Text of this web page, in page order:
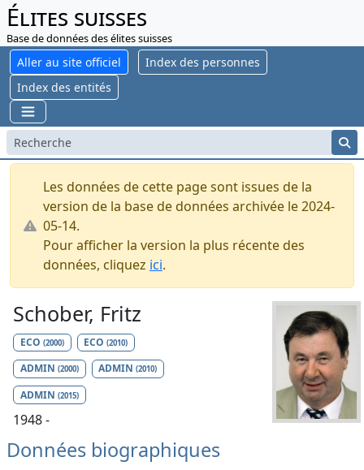
Élites suisses
Base de données des élites suisses
Aller au site officiel
Index des personnes
Index des entités
Les données de cette page sont issues de la
version de la base de données archivée le 2024-
05-14.
Pour afficher la version la plus récente des
données, cliquez ici.
Schober, Fritz
ECO (2000) ECO(2010)
ADMIN (2000) ADMIN(2010)
ADMIN (2015)
1948 -
Données biographiques